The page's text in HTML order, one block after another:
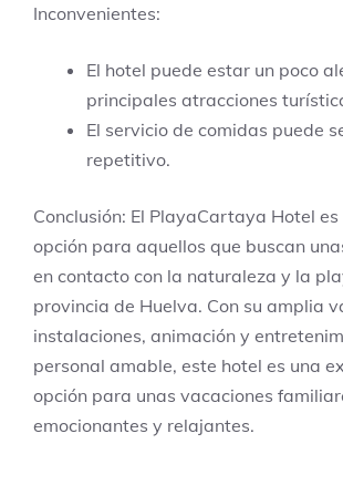
Inconvenientes:
El hotel puede estar un poco
principales atracciones
El servicio de comidas puede
repetitivo.
Conclusión: El PlayaCartaya Hotel
opción para aquellos que buscan
en contacto con la naturaleza y la
provincia de Huelva. Con su amplia
instalaciones, animación y
personal amable, este hotel es una
opción para unas vacaciones
emocionantes y relajantes.